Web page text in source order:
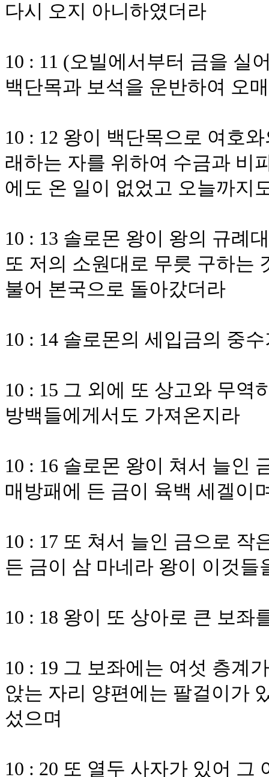
다시 오지 아니하였더라
10 : 11 (오빌에서부터 금을 실
백단목과 보석을 운반하여 오매
10 : 12 왕이 백단목으로 여호
래하는 자를 위하여 수금과 비
에도 온 일이 없었고 오늘까지
10 : 13 솔로몬 왕이 왕의 규례
또 저의 소원대로 무릇 구하는
불어 본국으로 돌아갔더라
10 : 14 솔로몬의 세입금의 중
10 : 15 그 외에 또 상고와 무
방백들에게서도 가져온지라
10 : 16 솔로몬 왕이 쳐서 늘인
매방패에 든 금이 육백 세겔이
10 : 17 또 쳐서 늘인 금으로
든 금이 삼 마네라 왕이 이것
10 : 18 왕이 또 상아로 큰 보좌
10 : 19 그 보좌에는 여섯 층계
앉는 자리 양편에는 팔걸이가
섰으며
10 : 20 또 열두 사자가 있어 그